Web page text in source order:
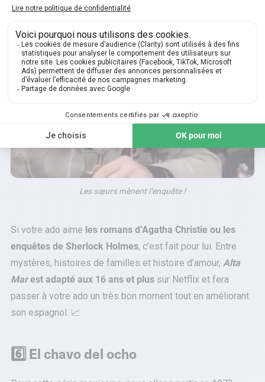
Les sœurs mènent l’enquête !
Si votre ado aime les romans d’Agatha Christie ou les
enquêtes de Sherlock Holmes, c’est fait pour lui. Entre
mystères, histoires de familles et histoire d’amour, Alta
Marest adapté aux 16 ans et plus sur Netflix et fera
passer à votre ado un très bon moment tout en améliorant
son espagnol. 📈
6️⃣ El chavo del ocho